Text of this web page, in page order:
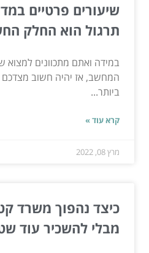
שיעורים פרטיים
תרגול הוא החלק
במידה ואתם מתכוונים למצוא
המחשב, אז יהיה חשוב מצדכם
ביותר...
קרא עוד »
מרץ 08, 2022
כיצד נהפוך משרד
מבלי להשכיר עוד